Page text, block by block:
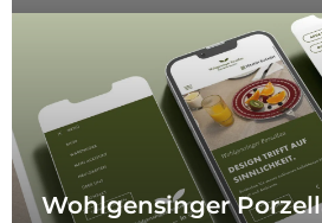
Wohlgensinger